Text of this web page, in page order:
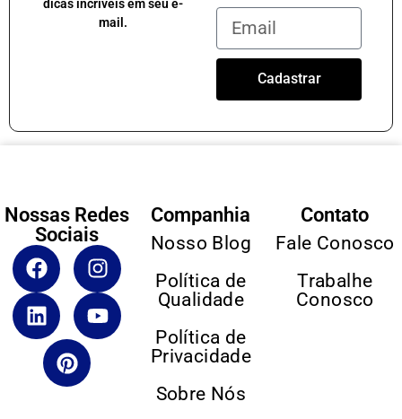
dicas incríveis em seu e-
mail.
Cadastrar
Nossas Redes
Sociais
Companhia
Nosso Blog
Política de
Qualidade
Política de
Privacidade
Sobre Nós
Contato
Fale Conosco
Trabalhe
Conosco